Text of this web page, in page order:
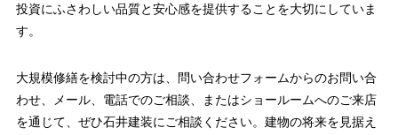
投資にふさわしい品質と安心感を提供することを大切にしていま
す。
大規模修繕を検討中の方は、問い合わせフォームからのお問い合
わせ、メール、電話でのご相談、またはショールームへのご来店
を通じて、ぜひ石井建装にご相談ください。建物の将来を見据え